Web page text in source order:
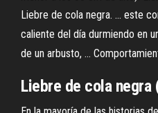
Liebre de cola negra. ... este
caliente del día durmiendo en
de un arbusto, ...
Liebre de cola